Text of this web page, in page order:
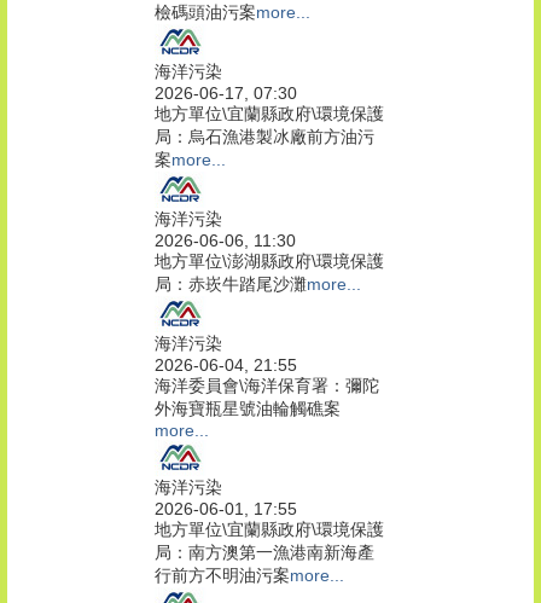
檢碼頭油污案more...
海洋污染
2026-06-17, 07:30
地方單位\宜蘭縣政府\環境保護
局：烏石漁港製冰廠前方油污
案more...
海洋污染
2026-06-06, 11:30
地方單位\澎湖縣政府\環境保護
局：赤崁牛踏尾沙灘more...
海洋污染
2026-06-04, 21:55
海洋委員會\海洋保育署：彌陀
外海寶瓶星號油輪觸礁案
more...
海洋污染
2026-06-01, 17:55
地方單位\宜蘭縣政府\環境保護
局：南方澳第一漁港南新海產
行前方不明油污案more...